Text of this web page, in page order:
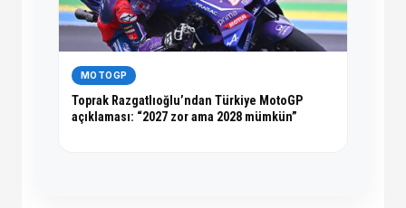
MOTOGP
Toprak Razgatlıoğlu’ndan Türkiye MotoGP
açıklaması: “2027 zor ama 2028 mümkün”